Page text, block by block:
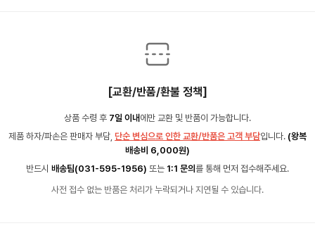
[교환/반품/환불 정책]
상품 수령 후 7일 이내에만 교환 및 반품이 가능합니다.
제품 하자/파손은 판매자 부담, 단순 변심으로 인한 교환/반품은 고객 부담입니다. (왕복
배송비 6,000원)
반드시 배송팀(031-595-1956) 또는 1:1 문의를 통해 먼저 접수해주세요.
사전 접수 없는 반품은 처리가 누락되거나 지연될 수 있습니다.